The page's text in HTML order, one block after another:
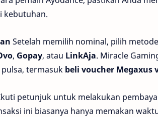
kebutuhan.
Setelah memilih nominal, pilih
, Gopay, atau LinkAja. Miracle
termasuk beli voucher Megaxus
petunjuk untuk melakukan
ini biasanya hanya memakan